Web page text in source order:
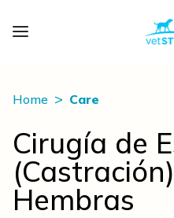
Home Care
Cirugía de
Hembras